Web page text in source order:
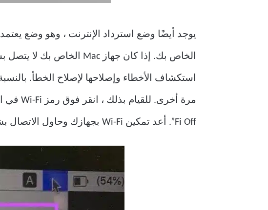
Fi Off”. أعد تمكين Wi-Fi بجهازك وحاول الاتصال بشبكة.